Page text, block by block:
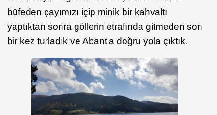
büfeden çayımızı içip minik bir kahvaltı
yaptıktan sonra göllerin etrafında gitmeden son
bir kez turladık ve Abant'a doğru yola çıktık.